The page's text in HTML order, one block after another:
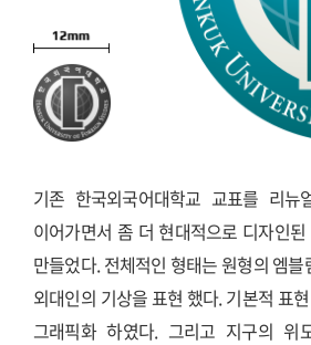
기존 한국외국어대학교 교표를 리
이어가면서 좀 더 현대적으로 디자인
만들었다. 전체적인 형태는 원형의 엠
외대인의 기상을 표현 했다. 기본적 표
그래픽화 하였다. 그리고 지구의 위